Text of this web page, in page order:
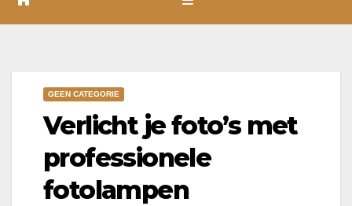
GEEN CATEGORIE
Verlicht je foto’s met
professionele
fotolampen